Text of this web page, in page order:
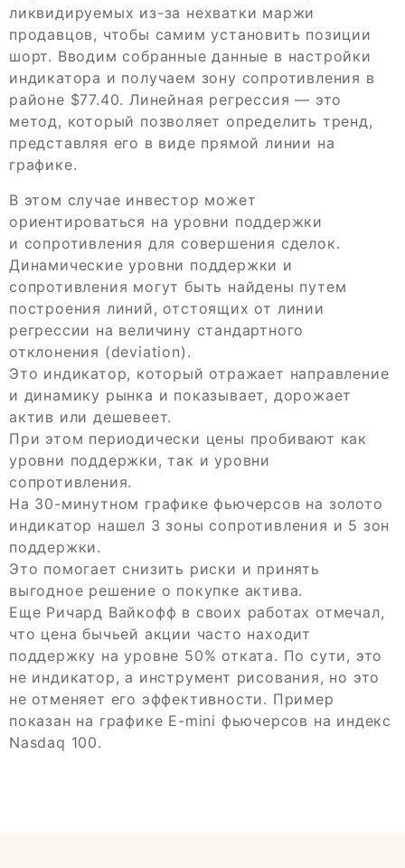
ликвидируемых из-за нехватки маржи
продавцов, чтобы самим установить позиции
шорт. Вводим собранные данные в настройки
индикатора и получаем зону сопротивления в
районе $77.40. Линейная регрессия — это
метод, который позволяет определить тренд,
представляя его в виде прямой линии на
графике.
В этом случае инвестор может
ориентироваться на уровни поддержки
и сопротивления для совершения сделок.
Динамические уровни поддержки и
сопротивления могут быть найдены путем
построения линий, отстоящих от линии
регрессии на величину стандартного
отклонения (deviation).
Это индикатор, который отражает направление
и динамику рынка и показывает, дорожает
актив или дешевеет.
При этом периодически цены пробивают как
уровни поддержки, так и уровни
сопротивления.
На 30-минутном графике фьючерсов на золото
индикатор нашел 3 зоны сопротивления и 5 зон
поддержки.
Это помогает снизить риски и принять
выгодное решение о покупке актива.
Еще Ричард Вайкофф в своих работах отмечал,
что цена бычьей акции часто находит
поддержку на уровне 50% отката. По сути, это
не индикатор, а инструмент рисования, но это
не отменяет его эффективности. Пример
показан на графике E-mini фьючерсов на индекс
Nasdaq 100.